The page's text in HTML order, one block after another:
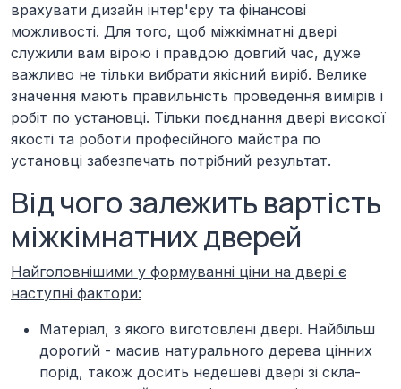
врахувати дизайн інтер'єру та фінансові
можливості. Для того, щоб міжкімнатні двері
служили вам вірою і правдою довгий час, дуже
важливо не тільки вибрати якісний виріб. Велике
значення мають правильність проведення вимірів і
робіт по установці. Тільки поєднання двері високої
якості та роботи професійного майстра по
установці забезпечать потрібний результат.
Від чого залежить вартість
міжкімнатних дверей
Найголовнішими у формуванні ціни на двері є
наступні фактори:
Матеріал, з якого виготовлені двері. Найбільш
дорогий - масив натурального дерева цінних
порід, також досить недешеві двері зі скла-